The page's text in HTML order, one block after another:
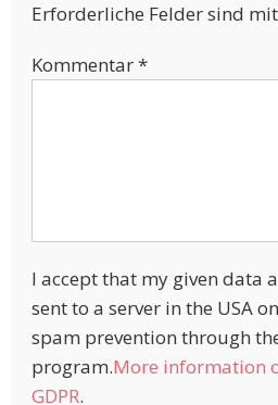
Erforderliche Felder sind mit
Kommentar*
I accept that my given data
sent to a server in the USA
spam prevention through
program.More information
GDPR.